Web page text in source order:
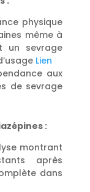
physique
même à
un sevrage
Lien
aux
de sevrage
:
montrant
après
dans